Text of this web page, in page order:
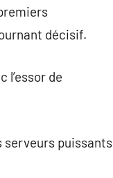
décisif.
l’essor de
puissants